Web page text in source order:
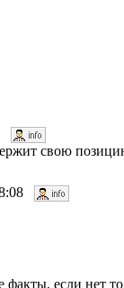
свою
факты, если нет